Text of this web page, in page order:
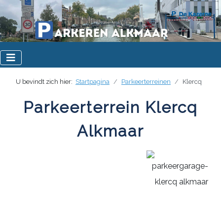
U bevindt zich hier: Startpagina Parkeerterreinen Klercq
Parkeerterrein Klercq
Alkmaar